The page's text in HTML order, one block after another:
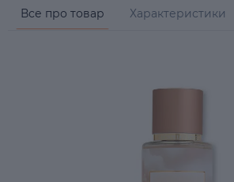
Все про товар Характеристики